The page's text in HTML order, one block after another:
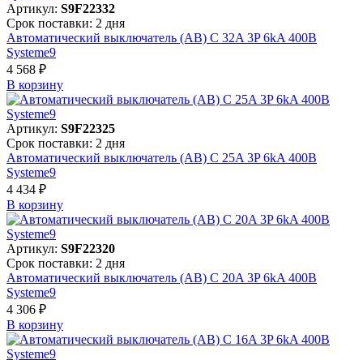
Артикул: S9F22332
Срок поставки: 2 дня
Автоматический выключатель (АВ) C 32A 3P 6kA 400В
Systeme9
4 568 ₽
В корзинy
Артикул: S9F22325
Срок поставки: 2 дня
Автоматический выключатель (АВ) C 25A 3P 6kA 400В
Systeme9
4 434 ₽
В корзинy
Артикул: S9F22320
Срок поставки: 2 дня
Автоматический выключатель (АВ) C 20A 3P 6kA 400В
Systeme9
4 306 ₽
В корзинy